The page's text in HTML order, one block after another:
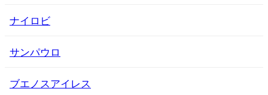
ナイロビ
サンパウロ
ブエノスアイレス